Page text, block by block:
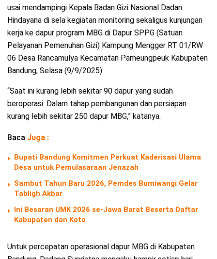
usai mendampingi Kepala Badan Gizi Nasional Dadan
Hindayana di sela kegiatan monitoring sekaligus kunjungan
kerja ke dapur program MBG di Dapur SPPG (Satuan
Pelayanan Pemenuhan Gizi) Kampung Mengger RT 01/RW
06 Desa Rancamulya Kecamatan Pameungpeuk Kabupaten
Bandung, Selasa (9/9/2025).
“Saat ini kurang lebih sekitar 90 dapur yang sudah
beroperasi. Dalam tahap pembangunan dan persiapan
kurang lebih sekitar 250 dapur MBG,” katanya.
Baca Juga :
Bupati Bandung Komitmen Perkuat Kaderisasi Ulama
Desa untuk Pemulasaraan Jenazah
Sambut Tahun Baru 2026, Pemdes Bumiwangi Gelar
Tabligh Akbar
Ini Besaran UMK 2026 se-Jawa Barat Beserta Daftar
Kabupaten dan Kota
Untuk percepatan operasional dapur MBG di Kabupaten